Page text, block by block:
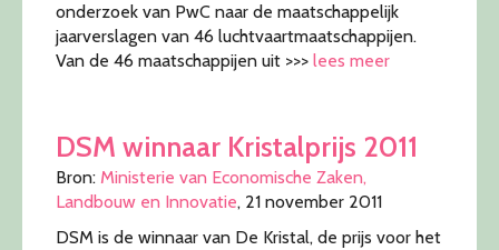
onderzoek van PwC naar de maatschappelijk
jaarverslagen van 46 luchtvaartmaatschappijen.
Van de 46 maatschappijen uit >>> lees meer
DSM winnaar Kristalprijs 2011
Bron: Ministerie van Economische Zaken,
Landbouw en Innovatie, 21 november 2011
DSM is de winnaar van De Kristal, de prijs voor het